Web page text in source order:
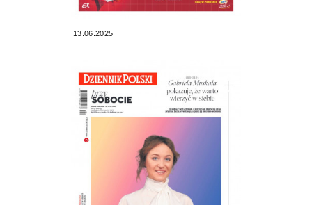
13.06.2025